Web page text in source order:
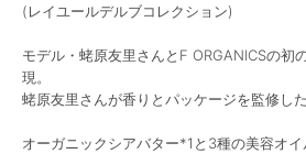
(レイユールデルブコレクション)
モデル・蛯原友里さんとF ORGANICSの初
現。
蛯原友里さんが香りとパッケージを監修し
オーガニックシアバター*1と3種の美容オイ